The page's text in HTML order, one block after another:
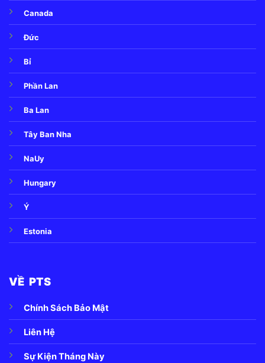
Canada
Đức
Bỉ
Phần Lan
Ba Lan
Tây Ban Nha
NaUy
Hungary
Ý
Estonia
VỀ PTS
Chính Sách Bảo Mật
Liên Hệ
Sự Kiện Tháng Này